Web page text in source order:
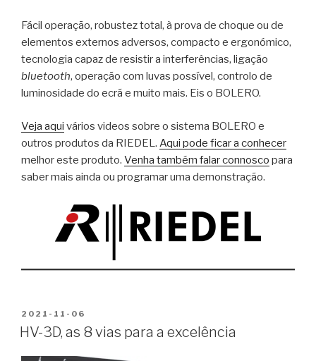
Fácil operação, robustez total, à prova de choque ou de
elementos externos adversos, compacto e ergonómico,
tecnologia capaz de resistir a interferências, ligação
bluetooth, operação com luvas possível, controlo de
luminosidade do ecrã e muito mais. Eis o BOLERO.
Veja aqui vários videos sobre o sistema BOLERO e
outros produtos da RIEDEL. Aqui pode ficar a conhecer
melhor este produto. Venha também falar connosco para
saber mais ainda ou programar uma demonstração.
PUBLICADO
EM
2021-11-06
HV-3D, as 8 vias para a excelência